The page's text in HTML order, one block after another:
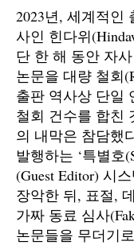
2023년, 세계적인
사인 힌다위
단 한 해 동안 자
논문을 대량 철회
출판 역사상 단일
철회 건수를 합친
의 내막은 참담했
발행하는 ‘특별호
(Guest Editor) 시
장악한 뒤, 표절,
가짜 동료 심사
논문들을 무더기